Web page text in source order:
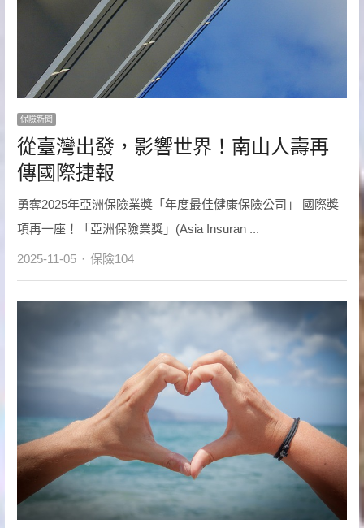
保險新聞
從臺灣出發，影響世界！南山人壽再
傳國際捷報
勇奪2025年亞洲保險業獎「年度最佳健康保險公司」 國際獎
項再一座！「亞洲保險業獎」(Asia Insuran ...
2025-11-05 Author
保險104